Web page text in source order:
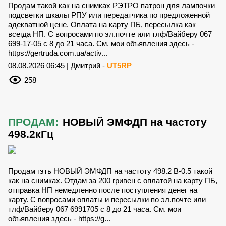
Продам такой как на снимках РЭТРО патрон для лампочки
подсветки шкалы РПУ или передатчика по предложенной
адекватной цене. Оплата на карту ПБ, пересылка как
всегда НП. С вопросами по эл.почте или тлф/Вайберу 067
699-17-05 с 8 до 21 часа. См. мои объявления здесь -
https://gertruda.com.ua/activ...
08.08.2026 06:45 | Дмитрий - UT5RP
258
ПРОДАМ: НОВЫЙ ЭМФДП на частоту
498.2кГц
Продам гэть НОВЫЙ ЭМФДП на частоту 498.2 В-0.5 такой
как на снимках. Отдам за 200 гривен с оплатой на карту ПБ,
отправка НП немедленно после поступления денег на
карту. С вопросами оплаты и пересылки по эл.почте или
тлф/Вайберу 067 6991705 с 8 до 21 часа. См. мои
объявления здесь - https://g...